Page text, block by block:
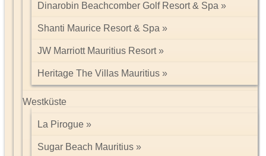
Dinarobin Beachcomber Golf Resort & Spa
Shanti Maurice Resort & Spa
JW Marriott Mauritius Resort
Heritage The Villas Mauritius
Westküste
La Pirogue
Sugar Beach Mauritius